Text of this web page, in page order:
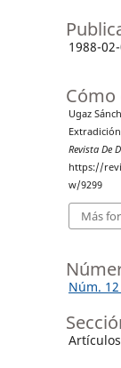
1988-02-
Ugaz
Revista De
https://
w/9299
Más
Núm.
Artículos